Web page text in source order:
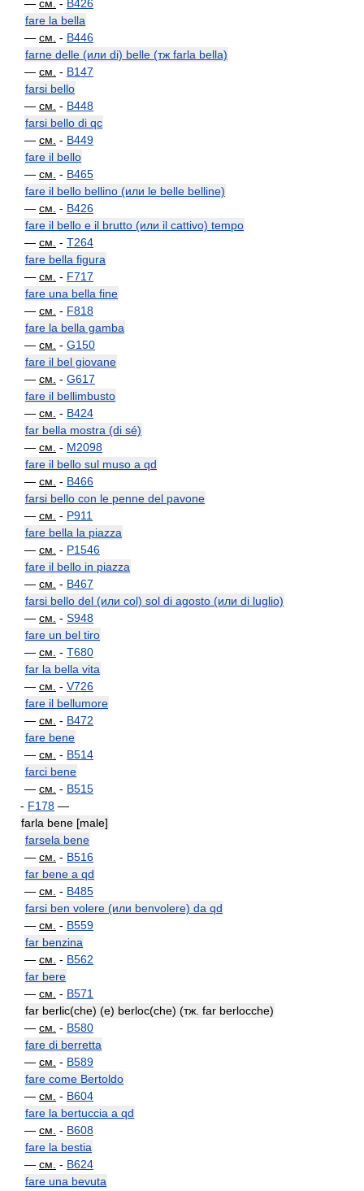
— см. - B426
fare la bella
— см. - B446
farne delle (или di) belle (тж farla bella)
— см. - B147
farsi bello
— см. - B448
farsi bello di qc
— см. - B449
fare il bello
— см. - B465
fare il bello bellino (или le belle belline)
— см. - B426
fare il bello e il brutto (или il cattivo) tempo
— см. - T264
fare bella figura
— см. - F717
fare una bella fine
— см. - F818
fare la bella gamba
— см. - G150
fare il bel giovane
— см. - G617
fare il bellimbusto
— см. - B424
far bella mostra (di sé)
— см. - M2098
fare il bello sul muso a qd
— см. - B466
farsi bello con le penne del pavone
— см. - P911
fare bella la piazza
— см. - P1546
fare il bello in piazza
— см. - B467
farsi bello del (или col) sol di agosto (или di luglio)
— см. - S948
fare un bel tiro
— см. - T680
far la bella vita
— см. - V726
fare il bellumore
— см. - B472
fare bene
— см. - B514
farci bene
— см. - B515
- F178 —
farla bene [male]
farsela bene
— см. - B516
far bene a qd
— см. - B485
farsi ben volere (или benvolere) da qd
— см. - B559
far benzina
— см. - B562
far bere
— см. - B571
far berlic(che) (e) berloc(che) (тж. far berlocche)
— см. - B580
fare di berretta
— см. - B589
fare come Bertoldo
— см. - B604
fare la bertuccia a qd
— см. - B608
fare la bestia
— см. - B624
fare una bevuta